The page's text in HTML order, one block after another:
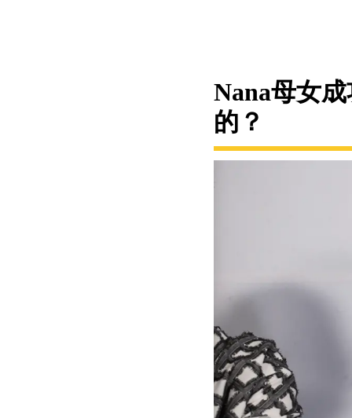
Nana母女
的？